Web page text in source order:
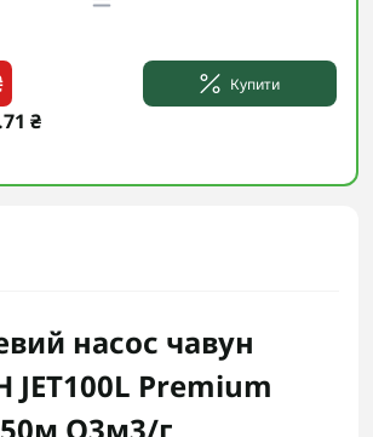
₴
Купити
насос чавун
JET100L Premium